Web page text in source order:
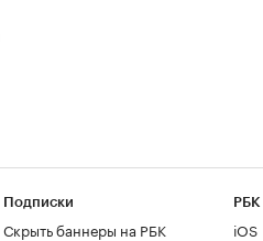
Подписки
Скрыть баннеры на РБК
РБК
iOS